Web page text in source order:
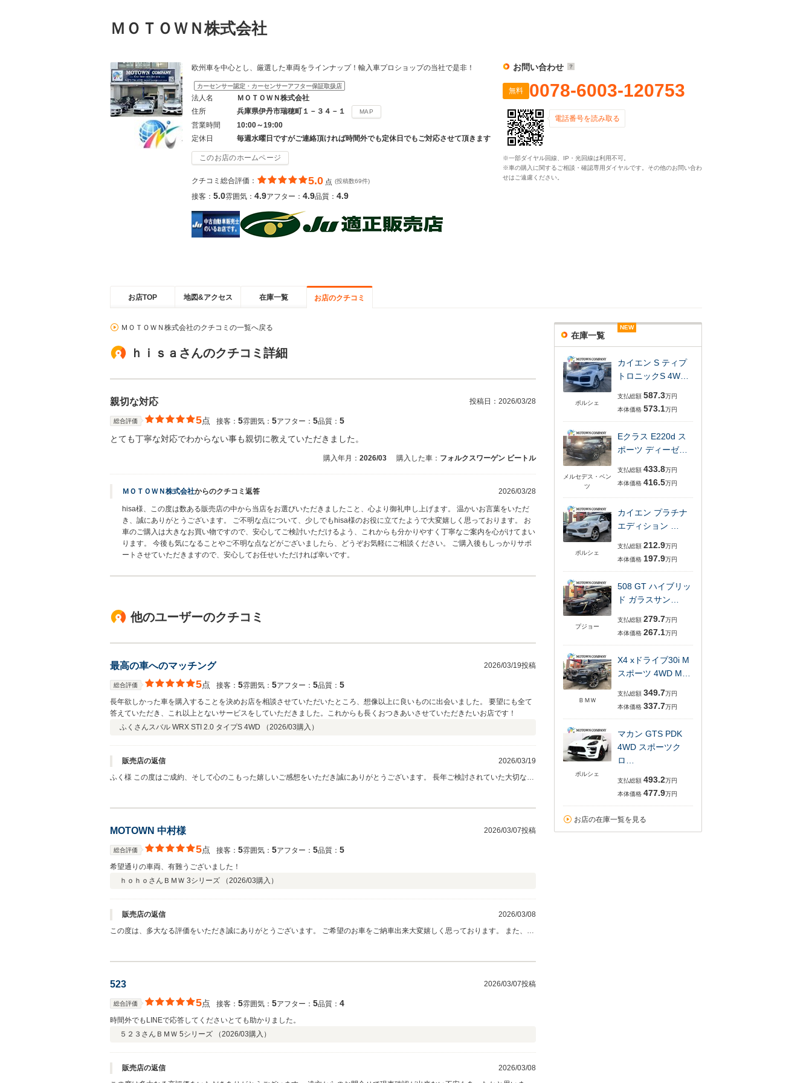
ＭＯＴＯＷＮ株式会社
欧州車を中心とし、厳選した車両をラインナップ！輸入車プロショップの当社で是非！
カーセンサー認定・カーセンサーアフター保証取扱店
法人名
ＭＯＴＯＷＮ株式会社
住所
兵庫県伊丹市瑞穂町１－３４－１ MAP
営業時間
10:00～19:00
定休日
毎週水曜日ですがご連絡頂ければ時間外でも定休日でもご対応させて頂きます
このお店のホームページ
クチコミ総合評価： 5.0 点 (投稿数69件)
接客： 5.0雰囲気： 4.9アフター： 4.9品質： 4.9
お問い合わせ
無料 0078-6003-120753
電話番号を読み取る
※一部ダイヤル回線、IP・光回線は利用不可。
※車の購入に関するご相談・確認専用ダイヤルです。その他のお問い合わ
せはご遠慮ください。
お店TOP 地図&アクセス 在庫一覧 お店のクチコミ
ＭＯＴＯＷＮ株式会社のクチコミの一覧へ戻る
ｈｉｓａさんのクチコミ詳細
親切な対応 投稿日： 2026/03/28
総合評価 5点 接客： 5雰囲気： 5アフター： 5品質： 5
とても丁寧な対応でわからない事も親切に教えていただきました。
購入年月： 2026/03 購入した車： フォルクスワーゲン ビートル
ＭＯＴＯＷＮ株式会社からのクチコミ返答 2026/03/28
hisa様、この度は数ある販売店の中から当店をお選びいただきましたこと、心より御礼申し上げます。 温かいお言葉をいただ
き、誠にありがとうございます。 ご不明な点について、少しでもhisa様のお役に立てたようで大変嬉しく思っております。 お
車のご購入は大きなお買い物ですので、安心してご検討いただけるよう、これからも分かりやすく丁寧なご案内を心がけてまい
ります。 今後も気になることやご不明な点などがございましたら、どうぞお気軽にご相談ください。 ご購入後もしっかりサポ
ートさせていただきますので、安心してお任せいただければ幸いです。
他のユーザーのクチコミ
最高の車へのマッチング 2026/03/19投稿
総合評価 5点 接客： 5雰囲気： 5アフター： 5品質： 5
長年欲しかった車を購入することを決めお店を相談させていただいたところ、想像以上に良いものに出会いました。 要望にも全て
答えていただき、これ以上とないサービスをしていただきました。これからも長くおつきあいさせていただきたいお店です！
ふくさんスバル WRX STI 2.0 タイプS 4WD （2026/03購入）
販売店の返信
2026/03/19
ふく様 この度はご成約、そして心のこもった嬉しいご感想をいただき誠にありがとうございます。 長年ご検討されていた大切なお
MOTOWN 中村様 2026/03/07投稿
総合評価 5点 接客： 5雰囲気： 5アフター： 5品質： 5
希望通りの車両、有難うございました！
ｈｏｈｏさん ＢＭＷ 3シリーズ （2026/03購入）
販売店の返信
2026/03/08
この度は、多大なる評価をいただき誠にありがとうございます。 ご希望のお車をご納車出来大変嬉しく思っております。 また、お
523 2026/03/07投稿
総合評価 5点 接客： 5雰囲気： 5アフター： 5品質： 4
時間外でもLINEで応答してくださいとても助かりました。
５２３さん ＢＭＷ 5シリーズ （2026/03購入）
販売店の返信
2026/03/08
在庫一覧
ポルシェ
NEW
カイエン S ティプ
トロニックS 4W…
支払総額 587.3万円
本体価格 573.1万円
メルセデス・ベン
ツ
NEW
Eクラス E220d ス
ポーツ ディーゼ…
支払総額 433.8万円
本体価格 416.5万円
ポルシェ
NEW
カイエン プラチナ
エディション …
支払総額 212.9万円
本体価格 197.9万円
プジョー
NEW
508 GT ハイブリッ
ド ガラスサン…
支払総額 279.7万円
本体価格 267.1万円
ＢＭＷ
NEW
X4 xドライブ30i M
スポーツ 4WD M…
支払総額 349.7万円
本体価格 337.7万円
ポルシェ
マカン GTS PDK
4WD スポーツク
ロ…
支払総額 493.2万円
本体価格 477.9万円
お店の在庫一覧を見る